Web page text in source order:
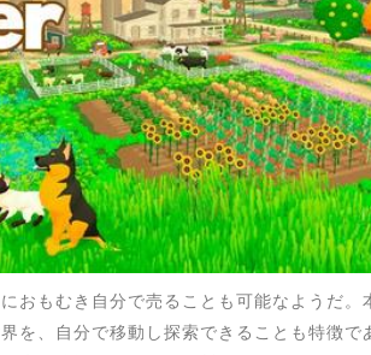
おもむき自分で売ることも可能なようだ。
を、自分で移動し探索できることも特徴で